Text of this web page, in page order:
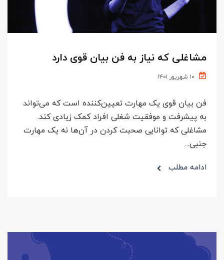
مشاغلی که نیاز به فن بیان قوی دارد
فن بیان قوی یک مهارت تعیین‌کننده است که می‌تواند
به پیشرفت و موفقیت شغلی افراد کمک زیادی کند.
مشاغلی که توانایی صحبت کردن در آن‌ها نه یک مهارت
جنبی...
ادامه مطلب